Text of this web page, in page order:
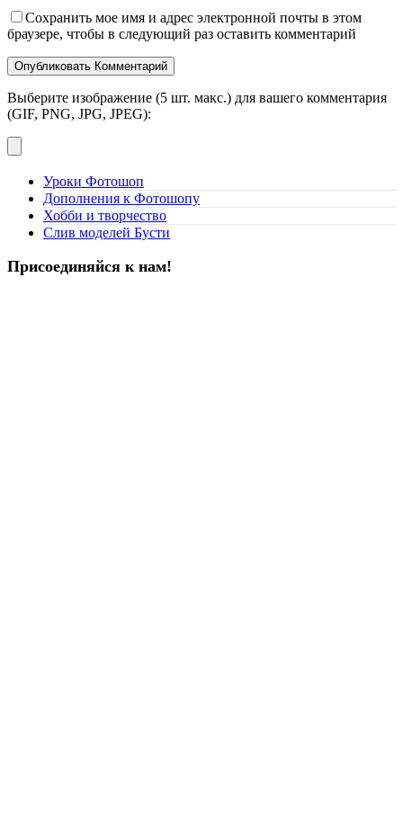
Сохранить мое имя и адрес электронной почты в этом
браузере, чтобы в следующий раз оставить комментарий
Выберите изображение (5 шт. макс.) для вашего комментария
(GIF, PNG, JPG, JPEG):
Уроки Фотошоп
Дополнения к Фотошопу
Хобби и творчество
Слив моделей Бусти
Присоединяйся к нам!